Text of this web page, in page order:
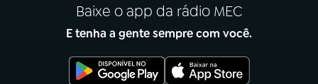
Baixe o app da rádio MEC
E tenha a gente sempre com você.